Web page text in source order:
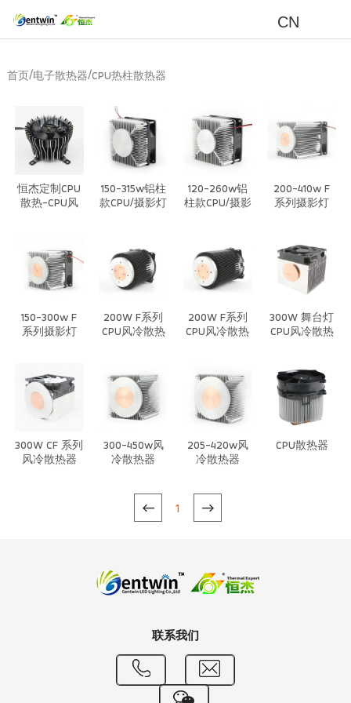
CN
首页/电子散热器/CPU热柱散热器
恒杰定制CPU
散热-CPU风
150-315w铝柱
款CPU/摄影灯
120-260w铝
柱款CPU/摄影
200-410w F
系列摄影灯
150-300w F
系列摄影灯
200W F系列
CPU风冷散热
200W F系列
CPU风冷散热
300W 舞台灯
CPU风冷散热
300W CF 系列
风冷散热器
300-450w风
冷散热器
205-420w风
冷散热器
CPU散热器
1
联系我们